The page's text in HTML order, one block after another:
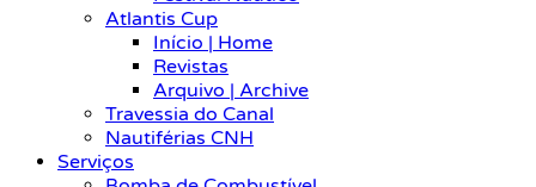
Atlantis Cup
Início | Home
Revistas
Arquivo | Archive
Travessia do Canal
Nautiférias CNH
Serviços